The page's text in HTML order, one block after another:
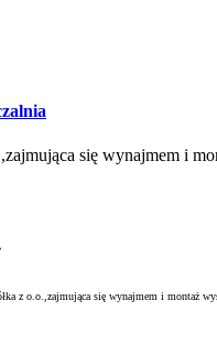
się wynajmem i
z o.o.,zajmująca się wynajmem i montaż